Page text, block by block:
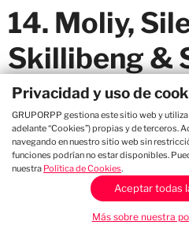
14. Moliy,
Skillibeng &
Shake It To
"Shake It To The Max
favoritos en las
13. Miley
Privacidad y uso de
GRUPORPP gestiona este sitio web y
adelante “Cookies”) propias y de terceros.
navegando en nuestro sitio web sin
funciones podrían no estar disponibles.
nuestra Política de Cookies.
Aceptar todas
Más sobre nuestra